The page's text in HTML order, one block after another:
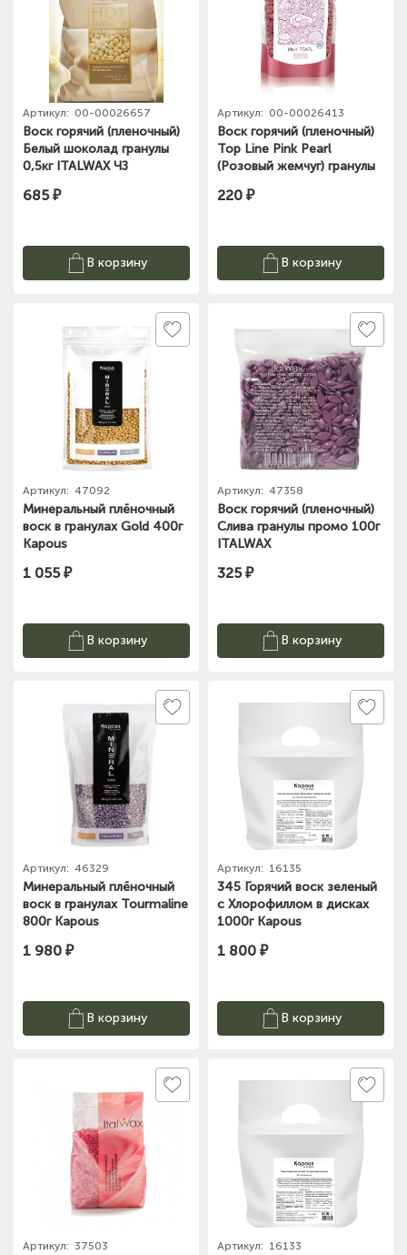
Артикул: 00-00026657
Воск горячий (пленочный)
Белый шоколад гранулы
0,5кг ITALWAX ЧЗ
685 ₽
В корзину
Артикул: 00-00026413
Воск горячий (пленочный)
Top Line Pink Pearl
(Розовый жемчуг) гранулы
220 ₽
В корзину
Артикул: 47092
Минеральный плёночный
воск в гранулах Gold 400г
Kapous
1 055 ₽
В корзину
Артикул: 47358
Воск горячий (пленочный)
Слива гранулы промо 100г
ITALWAX
325 ₽
В корзину
Артикул: 46329
Минеральный плёночный
воск в гранулах Tourmaline
800г Kapous
1 980 ₽
В корзину
Артикул: 16135
345 Горячий воск зеленый
с Хлорофиллом в дисках
1000г Kapous
1 800 ₽
В корзину
Артикул: 37503 Артикул: 16133